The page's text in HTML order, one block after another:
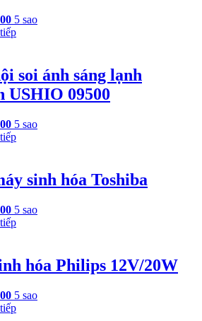
5 sao
soi ánh sáng lạnh
USHIO 09500
5 sao
sinh hóa Toshiba
5 sao
hóa Philips 12V/20W
5 sao